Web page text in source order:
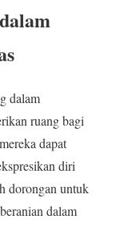
dalam
ruang bagi
dapat
diri
dorongan untuk
dalam